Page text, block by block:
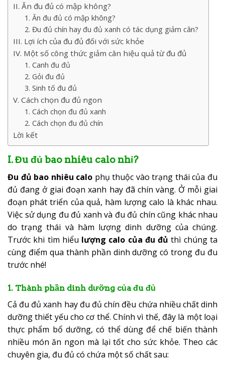
II. Ăn đu đủ có mập không?
1. Ăn đu đủ có mập không?
2. Đu đủ chín hay đu đủ xanh có tác dụng giảm cân?
III. Lợi ích của đu đủ đối với sức khỏe
IV. Một số công thức giảm cân hiệu quả từ đu đủ
1. Canh đu đủ
2. Gỏi đu đủ
3. Sinh tố đu đủ
V. Cách chọn đu đủ ngon
1. Cách chọn đu đủ xanh
2. Cách chọn đu đủ chín
Lời kết
I. Đu đủ bao nhiêu calo nhỉ?
Đu đủ bao nhiêu calo phụ thuộc vào trạng thái của đu
đủ đang ở giai đoạn xanh hay đã chín vàng. Ở mỗi giai
đoạn phát triển của quả, hàm lượng calo là khác nhau.
Việc sử dụng đu đủ xanh và đu đủ chín cũng khác nhau
do trạng thái và hàm lượng dinh dưỡng của chúng.
Trước khi tìm hiểu lượng calo của đu đủ thì chúng ta
cùng điểm qua thành phần dinh dưỡng có trong đu đu
trước nhé!
1. Thành phần dinh dưỡng của đu đủ
Cả đu đủ xanh hay đu đủ chín đều chứa nhiều chất dinh
dưỡng thiết yếu cho cơ thể. Chính vì thế, đây là một loại
thực phẩm bổ dưỡng, có thể dùng để chế biến thành
nhiều món ăn ngon mà lại tốt cho sức khỏe. Theo các
chuyên gia, đu đủ có chứa một số chất sau: